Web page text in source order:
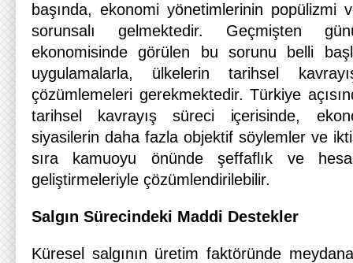
başında, ekonomi yönetimlerinin popülizmi
sorunsalı gelmektedir. Geçmişten
ekonomisinde görülen bu sorunu belli
uygulamalarla, ülkelerin tarihsel
çözümlemeleri gerekmektedir. Türkiye
tarihsel kavrayış süreci içerisinde,
siyasilerin daha fazla objektif söylemler ve
sıra kamuoyu önünde şeffaflık ve
geliştirmeleriyle çözümlendirilebilir.
Salgın Sürecindeki Maddi Destekler
Küresel salgının üretim faktöründe